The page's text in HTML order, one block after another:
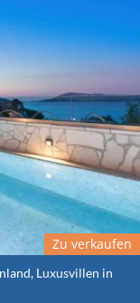
Zu verkaufen
Luxusvillen in